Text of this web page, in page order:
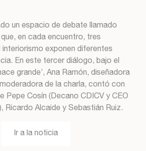
un espacio de debate llamado
que, en cada encuentro, tres
interiorismo exponen diferentes
En este tercer diálogo, bajo el
grande’, Ana Ramón, diseñadora
de la charla, contó con
Pepe Cosín (Decano CDICV y CEO
Ricardo Alcaide y Sebastián Ruiz.
Ir a la noticia